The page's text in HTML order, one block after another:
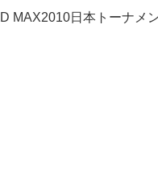
MAX2010日本トーナメ